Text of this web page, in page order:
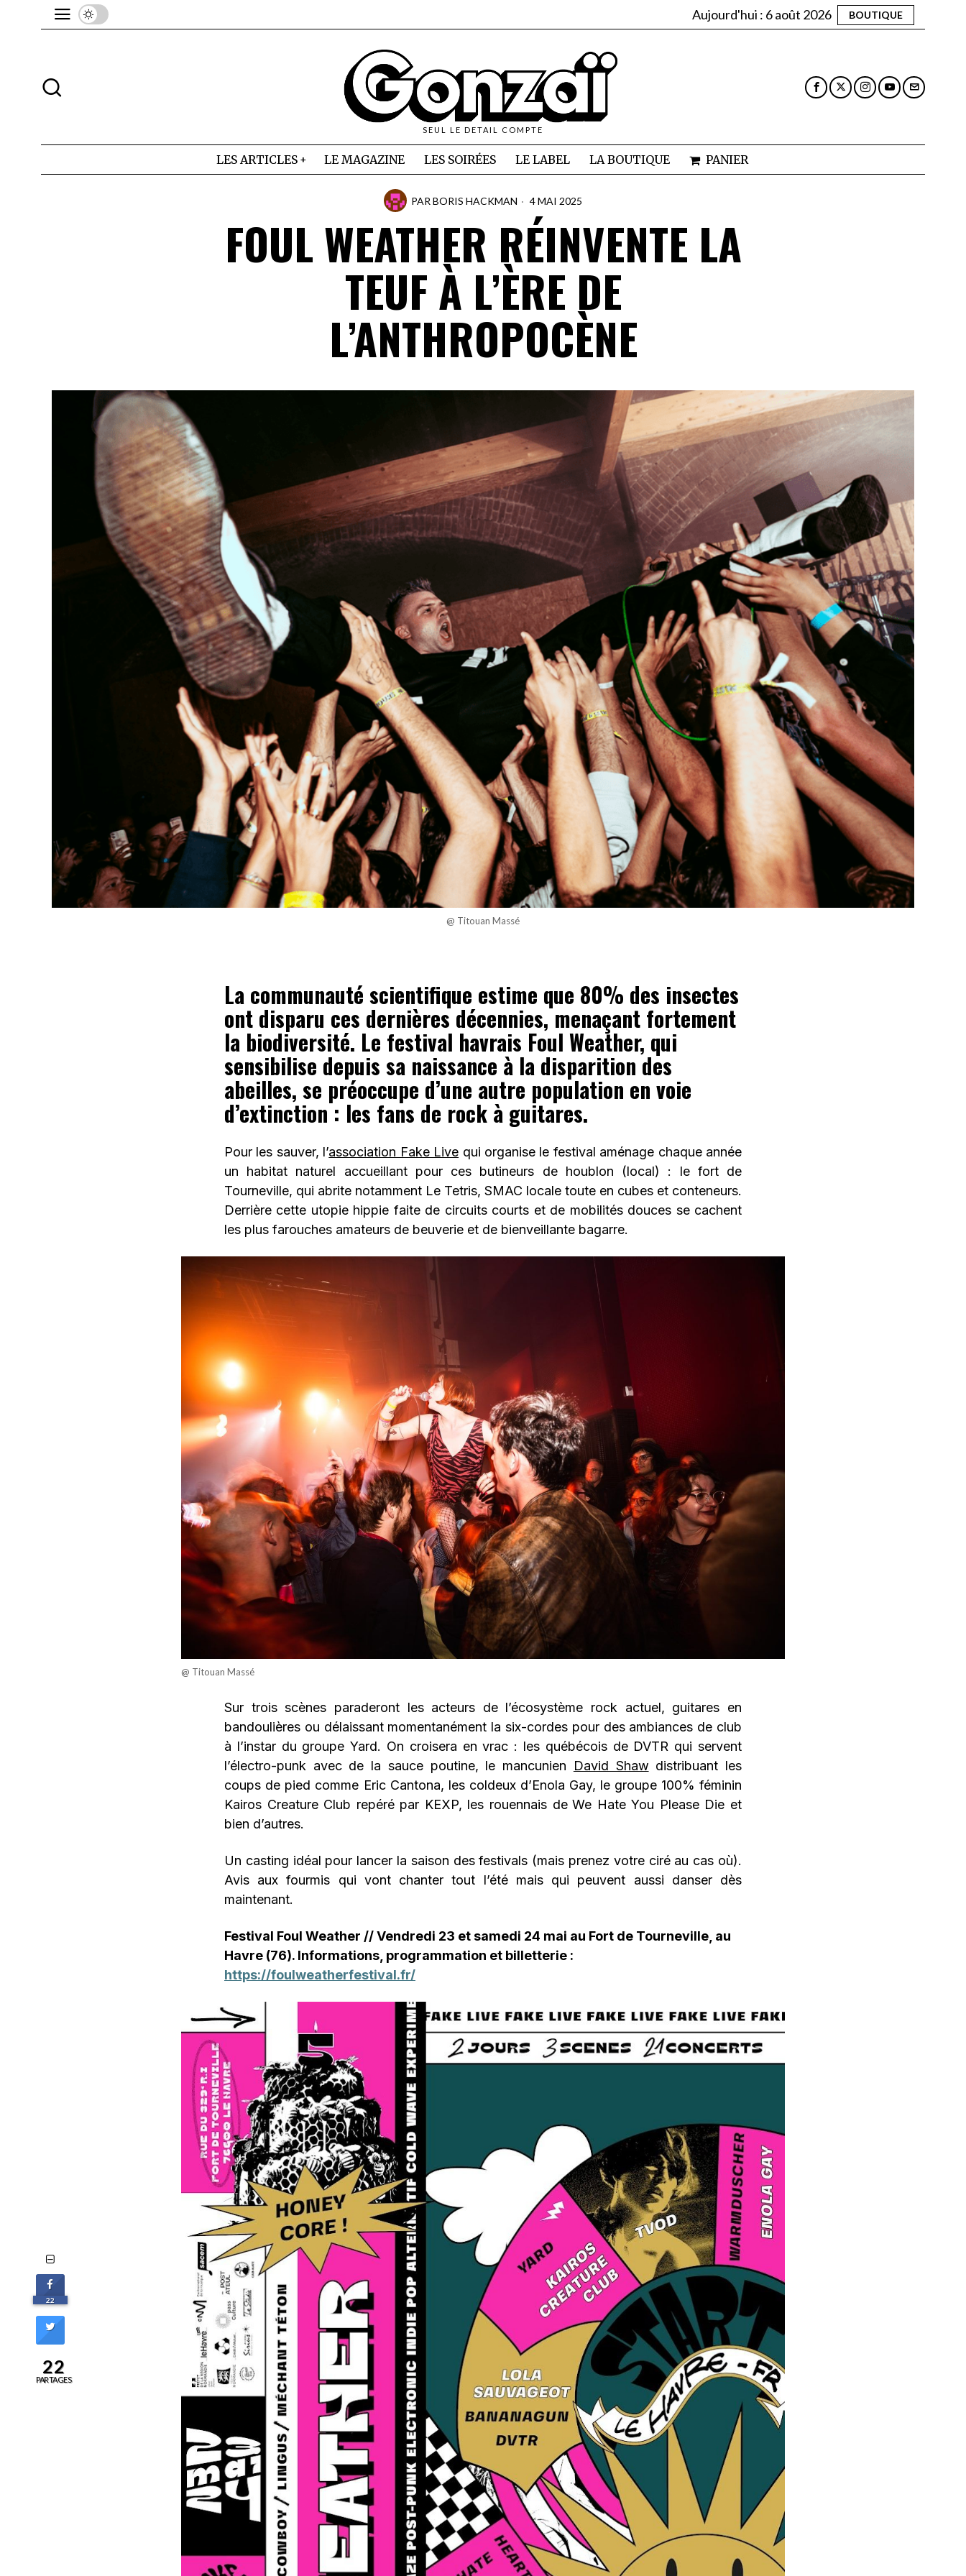
Aujourd'hui : 6 août 2026 BOUTIQUE
SEUL LE DETAIL COMPTE
LES ARTICLES LE MAGAZINE LES SOIRÉES LE LABEL LA BOUTIQUE PANIER
PAR BORIS HACKMAN 4 MAI 2025
FOUL WEATHER RÉINVENTE LA
TEUF À L’ÈRE DE
L’ANTHROPOCÈNE
@ Titouan Massé
La communauté scientifique estime que 80% des insectes
ont disparu ces dernières décennies, menaçant fortement
la biodiversité. Le festival havrais Foul Weather, qui
sensibilise depuis sa naissance à la disparition des
abeilles, se préoccupe d’une autre population en voie
d’extinction : les fans de rock à guitares.
Pour les sauver, l’association Fake Live qui organise le festival aménage chaque année
un habitat naturel accueillant pour ces butineurs de houblon (local) : le fort de
Tourneville, qui abrite notamment Le Tetris, SMAC locale toute en cubes et conteneurs.
Derrière cette utopie hippie faite de circuits courts et de mobilités douces se cachent
les plus farouches amateurs de beuverie et de bienveillante bagarre.
@ Titouan Massé
Sur trois scènes paraderont les acteurs de l’écosystème rock actuel, guitares en
bandoulières ou délaissant momentanément la six-cordes pour des ambiances de club
à l’instar du groupe Yard. On croisera en vrac : les québécois de DVTR qui servent
l’électro-punk avec de la sauce poutine, le mancunien
David Shaw distribuant les
coups de pied comme Eric Cantona, les coldeux d’Enola Gay, le groupe 100% féminin
Kairos Creature Club repéré par KEXP, les rouennais de We Hate You Please Die et
bien d’autres.
Un casting idéal pour lancer la saison des festivals (mais prenez votre ciré au cas où).
Avis aux fourmis qui vont chanter tout l’été mais qui peuvent aussi danser dès
maintenant.
Festival Foul Weather // Vendredi 23 et samedi 24 mai au Fort de Tourneville, au
Havre (76). Informations, programmation et billetterie :
https://foulweatherfestival.fr/
22
22
PARTAGES